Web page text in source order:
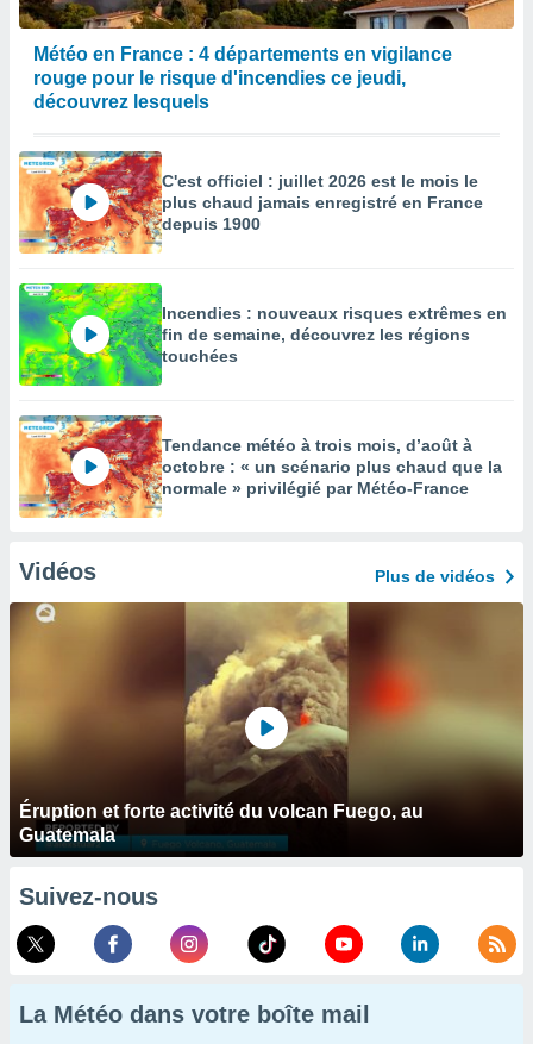
Météo en France : 4 départements en vigilance
rouge pour le risque d'incendies ce jeudi,
découvrez lesquels
C'est officiel : juillet 2026 est le mois le
plus chaud jamais enregistré en France
depuis 1900
Incendies : nouveaux risques extrêmes en
fin de semaine, découvrez les régions
touchées
Tendance météo à trois mois, d’août à
octobre : « un scénario plus chaud que la
normale » privilégié par Météo-France
Vidéos Plus de vidéos
Éruption et forte activité du volcan Fuego, au
Guatemala
Suivez-nous
La Météo dans votre boîte mail